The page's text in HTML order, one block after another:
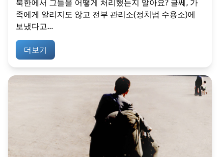
북한에서 그들을 어떻게 처리했는지 알아요? 글쎄, 가
족에게 알리지도 않고 전부 관리소(정치범 수용소)에
보냈다고...
더보기